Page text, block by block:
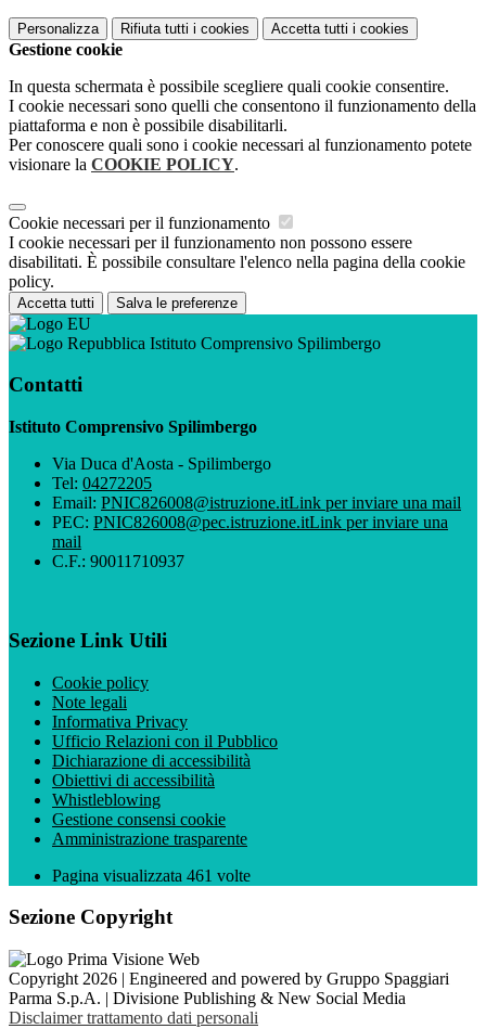
Personalizza Rifiuta tutti i cookies Accetta tutti i cookies
Gestione cookie
In questa schermata è possibile scegliere quali cookie consentire.
I cookie necessari sono quelli che consentono il funzionamento della
piattaforma e non è possibile disabilitarli.
Per conoscere quali sono i cookie necessari al funzionamento potete
visionare la COOKIE POLICY.
Cookie necessari per il funzionamento
I cookie necessari per il funzionamento non possono essere
disabilitati. È possibile consultare l'elenco nella pagina della cookie
policy.
Accetta tutti Salva le preferenze
Istituto Comprensivo Spilimbergo
Contatti
Istituto Comprensivo Spilimbergo
Via Duca d'Aosta - Spilimbergo
Tel: 04272205
Email: PNIC826008@istruzione.itLink per inviare una mail
PEC: PNIC826008@pec.istruzione.itLink per inviare una
mail
C.F.: 90011710937
Sezione Link Utili
Cookie policy
Note legali
Informativa Privacy
Ufficio Relazioni con il Pubblico
Dichiarazione di accessibilità
Obiettivi di accessibilità
Whistleblowing
Gestione consensi cookie
Amministrazione trasparente
Pagina visualizzata 461 volte
Sezione Copyright
Copyright 2026 | Engineered and powered by Gruppo Spaggiari
Parma S.p.A. | Divisione Publishing & New Social Media
Disclaimer trattamento dati personali